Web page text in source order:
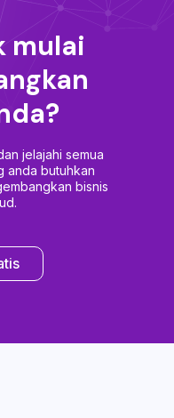
mulai
jelajahi semua
anda butuhkan
bisnis